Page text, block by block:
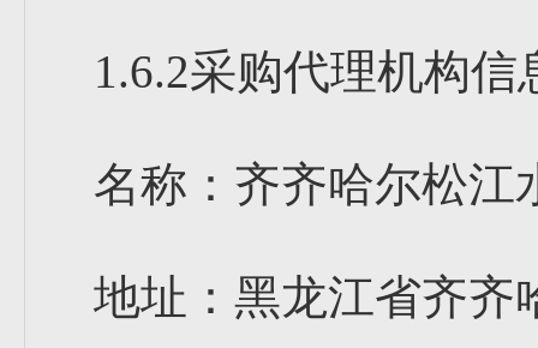
1.6.2采购代理机构信
名称：齐齐哈尔松江
地址：黑龙江省齐齐